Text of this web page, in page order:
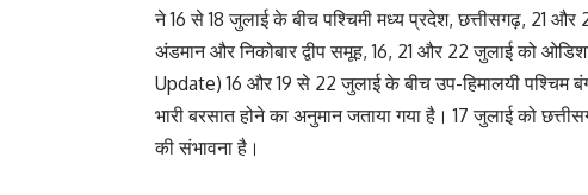
ने 16 से 18 जुलाई के बीच पश्चिमी मध्य प्रदेश, छत्तीसगढ़, 21 और
अंडमान और निकोबार द्वीप समूह, 16, 21 और 22 जुलाई को
Update) 16 और 19 से 22 जुलाई के बीच उप-हिमालयी पश्चिम
भारी बरसात होने का अनुमान जताया गया है। 17 जुलाई को
की संभावना है।